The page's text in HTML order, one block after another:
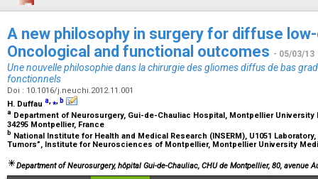
A new philosophy in surgery for diffuse low-
Oncological and functional outcomes - 05/03/13
Une nouvelle philosophie dans la chirurgie des gliomes diffus de bas
fonctionnels
Doi : 10.1016/j.neuchi.2012.11.001
H. Duffau a,⁎, b
a Department of Neurosurgery, Gui-de-Chauliac Hospital, Montpellier
34295 Montpellier, France
b National Institute for Health and Medical Research (INSERM), U1051
Tumors”, Institute for Neurosciences of Montpellier, Montpellier University
Department of Neurosurgery, hôpital Gui-de-Chauliac, CHU de Montpellier, 80, avenue